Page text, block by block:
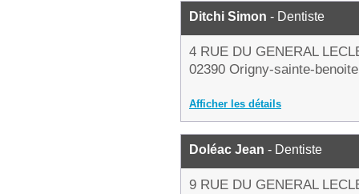
Ditchi Simon - Dentiste
4 RUE DU GENERAL
02390 Origny-sainte-benoite
Afficher les détails
Doléac Jean - Dentiste
9 RUE DU GENERAL